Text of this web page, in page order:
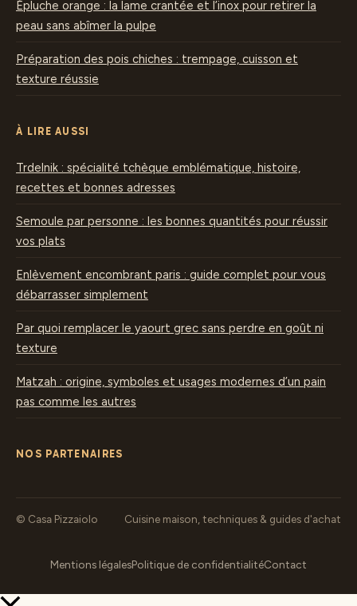
Épluche orange : la lame crantée et l’inox pour retirer la
peau sans abîmer la pulpe
Préparation des pois chiches : trempage, cuisson et
texture réussie
À LIRE AUSSI
Trdelnik : spécialité tchèque emblématique, histoire,
recettes et bonnes adresses
Semoule par personne : les bonnes quantités pour réussir
vos plats
Enlèvement encombrant paris : guide complet pour vous
débarrasser simplement
Par quoi remplacer le yaourt grec sans perdre en goût ni
texture
Matzah : origine, symboles et usages modernes d’un pain
pas comme les autres
NOS PARTENAIRES
© Casa Pizzaiolo Cuisine maison, techniques & guides d'achat
Mentions légalesPolitique de confidentialitéContact